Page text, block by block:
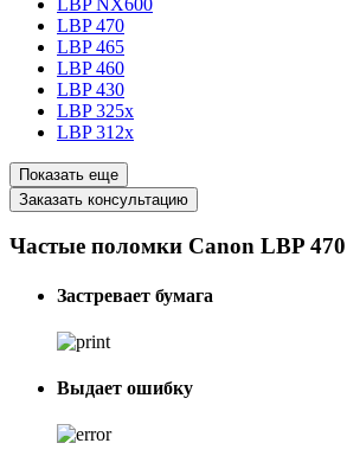
LBP 470
LBP 465
LBP 460
LBP 430
LBP 325x
LBP 312x
Показать еще
Заказать консультацию
Частые поломки Canon LBP 470
Застревает бумага
Выдает ошибку